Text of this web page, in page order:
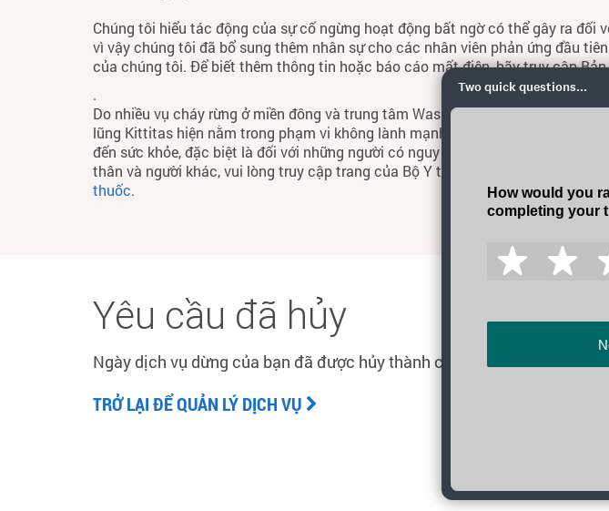
Chúng tôi hiểu tác động của sự cố ngừng hoạt động bất ngờ có thể gây ra đối
vì vậy chúng tôi đã bổ sung thêm nhân sự cho các nhân viên phản ứng đầu
của chúng tôi. Để biết thêm thông tin hoặc báo cáo mất điện, hãy truy cập Bản
.
Do nhiều vụ cháy rừng ở miền đông và trung tâm Washington, chất lượng
lũng Kittitas hiện nằm trong phạm vi không lành mạnh. Khói cháy rừng có thể
đến sức khỏe, đặc biệt là đối với những người có nguy cơ cao. Để tìm hiểu thêm
thân và người khác, vui lòng truy cập trang của Bộ Y tế Bang Washington về giữ
thuốc.
Yêu cầu đã hủy
Ngày dịch vụ dừng của bạn đã được hủy thành công. 01/01/0001
TRỞ LẠI ĐỂ QUẢN LÝ DỊCH VỤ
Two quick questions...